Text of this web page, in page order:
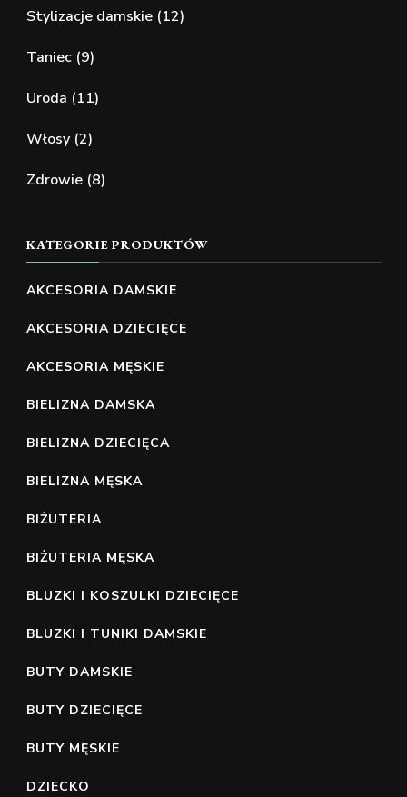
Stylizacje damskie (12)
Taniec (9)
Uroda (11)
Włosy (2)
Zdrowie (8)
KATEGORIE PRODUKTÓW
AKCESORIA DAMSKIE
AKCESORIA DZIECIĘCE
AKCESORIA MĘSKIE
BIELIZNA DAMSKA
BIELIZNA DZIECIĘCA
BIELIZNA MĘSKA
BIŻUTERIA
BIŻUTERIA MĘSKA
BLUZKI I KOSZULKI DZIECIĘCE
BLUZKI I TUNIKI DAMSKIE
BUTY DAMSKIE
BUTY DZIECIĘCE
BUTY MĘSKIE
DZIECKO